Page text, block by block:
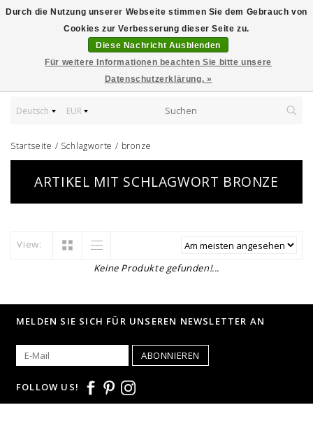
Deutsch EUR
Startseite / Schlagworte / bronze
ARTIKEL MIT SCHLAGWORT BRONZE
View:
Keine Produkte gefunden!...
Durch die Nutzung unserer Webseite stimmen Sie dem Gebrauch von
Cookies zur Verbesserung dieser Seite zu.
Diese Nachricht Ausblenden
Für weitere Informationen beachten Sie bitte unsere
Datenschutzerklärung. »
MELDEN SIE SICH FÜR UNSEREN NEWSLETTER AN
ABONNIEREN
FOLLOW US!